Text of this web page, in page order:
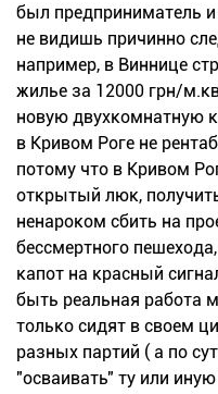
был предприниматель
не видишь причинно
например, в Виннице
жилье за 12000 грн/
новую двухкомнатную
в Кривом Роге не
потому что в Кривом
открытый люк,
ненароком сбить на
бессмертного
капот на красный
быть реальная работа
только сидят в своем
разных партий ( а по
"осваивать" ту или